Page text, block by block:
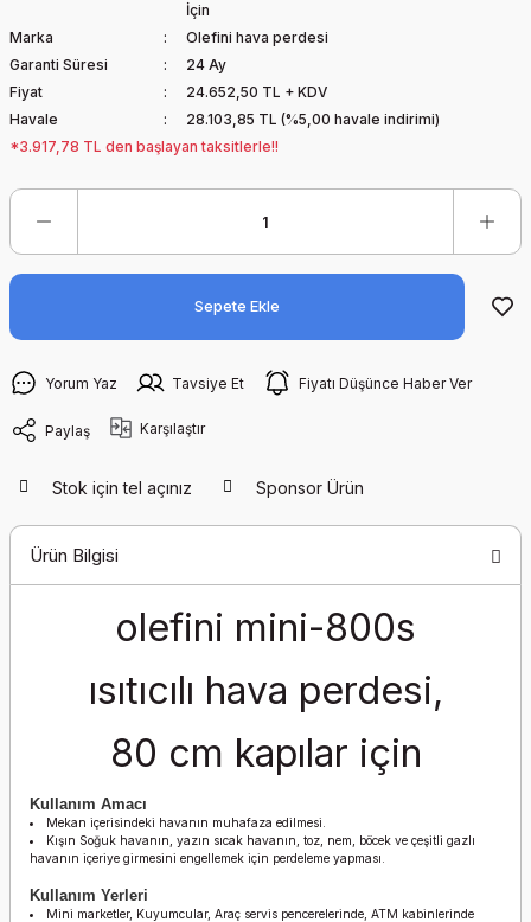
İçin
Marka
Olefini hava perdesi
Garanti Süresi
24 Ay
Fiyat
24.652,50 TL + KDV
Havale
28.103,85 TL (%5,00 havale indirimi)
*3.917,78 TL den başlayan taksitlerle!!
Sepete Ekle
Yorum Yaz Tavsiye Et Fiyatı Düşünce Haber Ver
Paylaş Karşılaştır
Stok için tel açınız Sponsor Ürün
Ürün Bilgisi
olefini mini-800s
ısıtıcılı hava perdesi,
80 cm kapılar için
Kullanım Amacı
Mekan içerisindeki havanın muhafaza edilmesi.
Kışın Soğuk havanın, yazın sıcak havanın, toz, nem, böcek ve çeşitli gazlı
havanın içeriye girmesini engellemek için perdeleme yapması.
Kullanım Yerleri
Mini marketler, Kuyumcular, Araç servis pencerelerinde, ATM kabinlerinde